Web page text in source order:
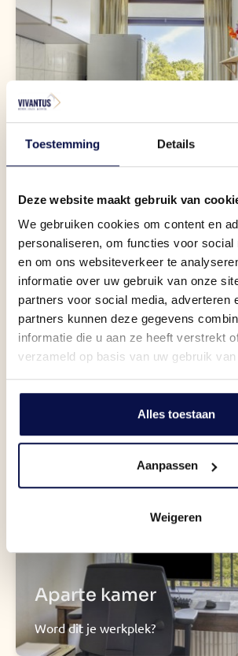
Toestemming Details
Deze website maakt gebruik van
We gebruiken cookies om content en
personaliseren, om functies voor social
en om ons websiteverkeer te
informatie over uw gebruik van onze
partners voor social media, adverteren
partners kunnen deze gegevens
informatie die u aan ze heeft verstrekt
verzameld op basis van uw gebruik
Alles toestaan
Aanpassen
Weigeren
Wat maak jij klaar?
Separate keuken
Drie slaapkamers
Hoe deel jij het in?
Aparte kamer
Word dit je werkplek?